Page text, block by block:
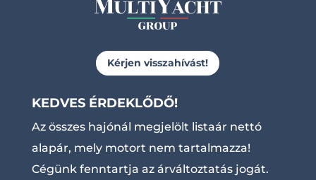
Kérjen visszahívást!
KEDVES ÉRDEKLŐDŐ!
Az összes hajónál megjelölt listaár nettó
alapár, mely motort nem tartalmazza!
Cégünk fenntartja az árváltoztatás jogát.